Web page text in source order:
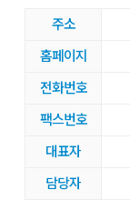
주소
홈페이지
전화번호
팩스번호
대표자
담당자